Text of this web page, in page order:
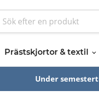
Prästskjortor & textil
Under